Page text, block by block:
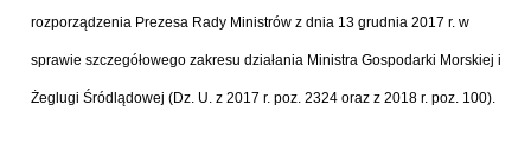
rozporządzenia Prezesa Rady Ministrów z dnia 13 grudnia 2017 r. w
sprawie szczegółowego zakresu działania Ministra Gospodarki Morskiej i
Żeglugi Śródlądowej (Dz. U. z 2017 r. poz. 2324 oraz z 2018 r. poz. 100).